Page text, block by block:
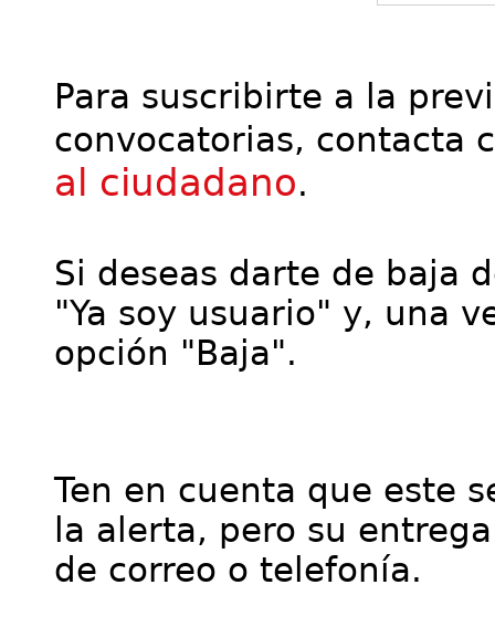
Para suscribirte a la
convocatorias, contacta
al ciudadano.
Si deseas darte de baja
"Ya soy usuario" y, una
opción "Baja".
Ten en cuenta que este
la alerta, pero su
de correo o telefonía.